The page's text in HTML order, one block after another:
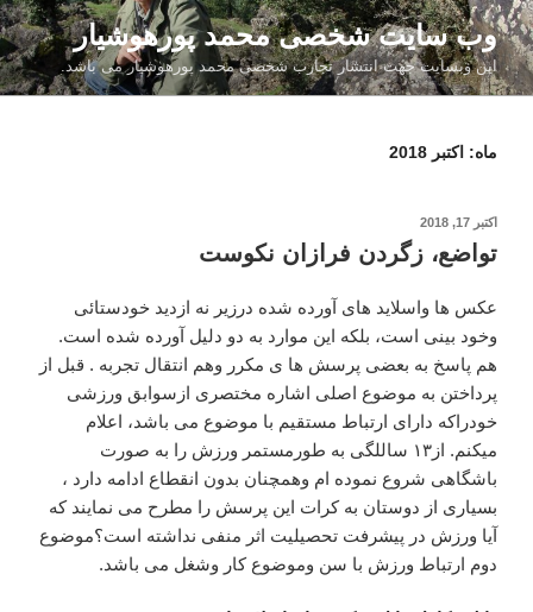
رفتن
به
محتوا
وب سایت شخصی محمد پورهوشیار
این وبسایت جهت انتشار تجارب شخصی محمد پورهوشیار می باشد.
ماه: اکتبر 2018
نوشته‌شده
اکتبر 17, 2018
تواضع، زگردن فرازان نکوست
عکس ها واسلاید های آورده شده درزیر نه ازدید خودستائی
وخود بینی است، بلکه این موارد به دو دلیل آورده شده است.
هم پاسخ به بعضی پرسش ها ی مکرر وهم انتقال تجربه . قبل از
پرداختن به موضوع اصلی اشاره مختصری ازسوابق ورزشی
خودراکه دارای ارتباط مستقیم با موضوع می باشد، اعلام
میکنم. از۱۳ ساللگی به طورمستمر ورزش را به صورت
باشگاهی شروع نموده ام وهمچنان بدون انقطاع ادامه دارد ،
بسیاری از دوستان به کرات این پرسش را مطرح می نمایند که
آیا ورزش در پیشرفت تحصیلیت اثر منفی نداشته است؟موضوع
دوم ارتباط ورزش با سن وموضوع کار وشغل می باشد.